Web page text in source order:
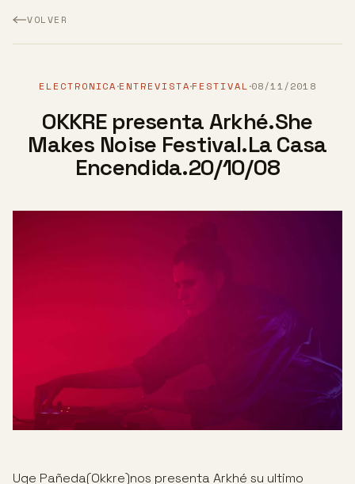
VOLVER
ELECTRONICA·ENTREVISTA·FESTIVAL·08/11/2018
OKKRE presenta Arkhé.She
Makes Noise Festival.La Casa
Encendida.20/10/08
Uge Pañeda(Okkre)nos presenta Arkhé su ultimo